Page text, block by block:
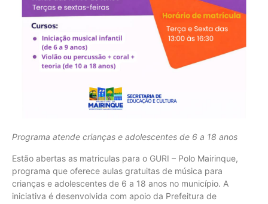
Programa atende crianças e adolescentes de 6 a 18 anos
Estão abertas as matriculas para o GURI – Polo Mairinque,
programa que oferece aulas gratuitas de música para
crianças e adolescentes de 6 a 18 anos no município. A
iniciativa é desenvolvida com apoio da Prefeitura de